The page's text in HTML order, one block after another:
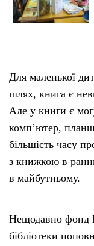
Бюджет
Довідник
Контакти
Рекламні прайси
Підтримати
Для маленької
шлях, книга є
Але у книги є
комп’ютер,
більшість часу
з книжкою в
в майбутньому.
Нещодавно фонд
бібліотеки